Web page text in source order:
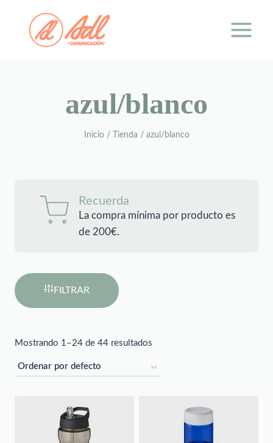
contenido
azul/blanco
Inicio / Tienda / azul/blanco
Recuerda
La compra mínima por producto es
de 200€.
FILTRAR
Mostrando 1–24 de 44 resultados